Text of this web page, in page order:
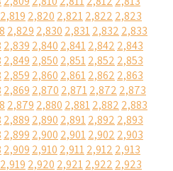
2,819 2,820 2,8212,822 2,823
2,829 2,830 2,8312,832 2,833
2,839 2,840 2,8412,842 2,843
2,849 2,850 2,8512,852 2,853
2,859 2,860 2,8612,862 2,863
2,869 2,870 2,8712,872 2,873
2,879 2,880 2,8812,882 2,883
2,889 2,890 2,8912,892 2,893
2,899 2,900 2,9012,902 2,903
2,909 2,910 2,9112,912 2,913
2,919 2,920 2,9212,922 2,923